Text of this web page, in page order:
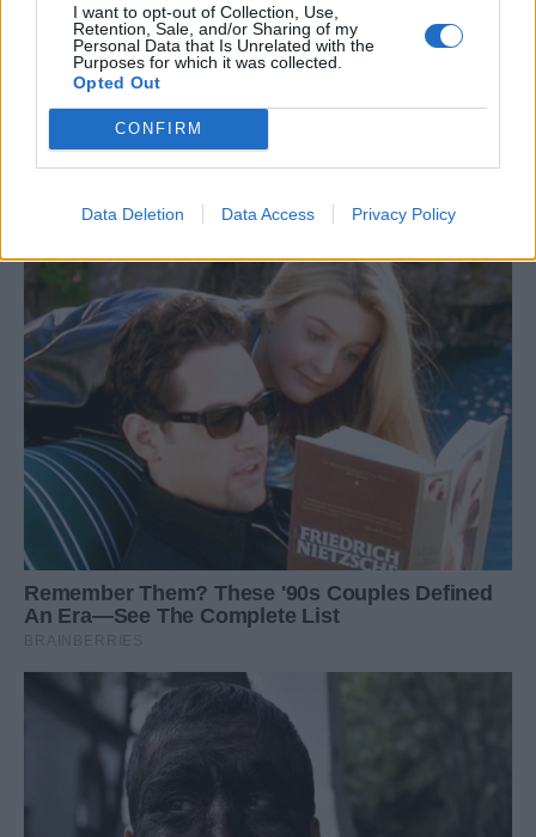
I want to opt-out of Collection, Use,
Retention, Sale, and/or Sharing of my
Personal Data that Is Unrelated with the
Purposes for which it was collected.
Opted Out
CONFIRM
Data Deletion Data Access Privacy Policy